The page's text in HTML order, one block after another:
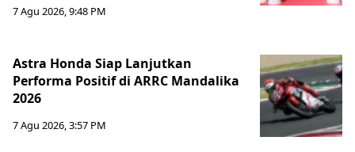
7 Agu 2026, 9:48 PM
Astra Honda Siap Lanjutkan
Performa Positif di ARRC Mandalika
2026
7 Agu 2026, 3:57 PM